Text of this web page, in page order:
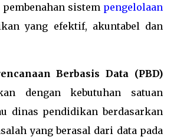
sistem pengelolaan
yang efektif, akuntabel dan
Berbasis Data (PBD)
dengan kebutuhan satuan
dinas pendidikan berdasarkan
yang berasal dari data pada